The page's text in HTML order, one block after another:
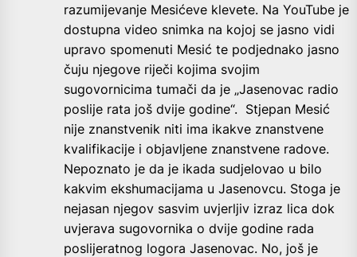
razumijevanje Mesićeve klevete. Na YouTube je
dostupna video snimka na kojoj se jasno vidi
upravo spomenuti Mesić te podjednako jasno
čuju njegove riječi kojima svojim
sugovornicima tumači da je „Jasenovac radio
poslije rata još dvije godine“. Stjepan Mesić
nije znanstvenik niti ima ikakve znanstvene
kvalifikacije i objavljene znanstvene radove.
Nepoznato je da je ikada sudjelovao u bilo
kakvim ekshumacijama u Jasenovcu. Stoga je
nejasan njegov sasvim uvjerljiv izraz lica dok
uvjerava sugovornika o dvije godine rada
poslijeratnog logora Jasenovac. No, još je